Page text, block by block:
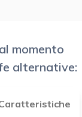
momento
alternative: